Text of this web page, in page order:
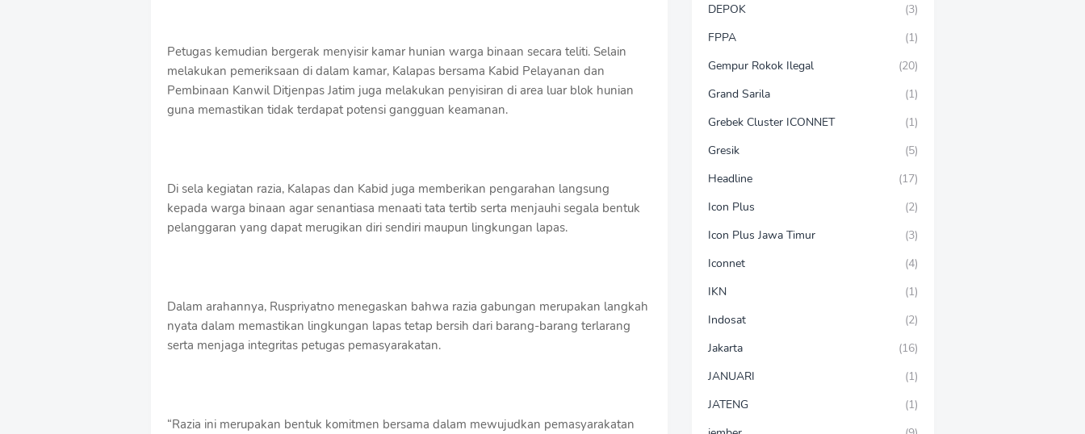
Petugas kemudian bergerak menyisir kamar hunian warga binaan secara teliti. Selain
melakukan pemeriksaan di dalam kamar, Kalapas bersama Kabid Pelayanan dan
Pembinaan Kanwil Ditjenpas Jatim juga melakukan penyisiran di area luar blok hunian
guna memastikan tidak terdapat potensi gangguan keamanan.
Di sela kegiatan razia, Kalapas dan Kabid juga memberikan pengarahan langsung
kepada warga binaan agar senantiasa menaati tata tertib serta menjauhi segala bentuk
pelanggaran yang dapat merugikan diri sendiri maupun lingkungan lapas.
Dalam arahannya, Ruspriyatno menegaskan bahwa razia gabungan merupakan langkah
nyata dalam memastikan lingkungan lapas tetap bersih dari barang-barang terlarang
serta menjaga integritas petugas pemasyarakatan.
“Razia ini merupakan bentuk komitmen bersama dalam mewujudkan pemasyarakatan
DEPOK
(3)
FPPA
(1)
Gempur Rokok Ilegal
(20)
Grand Sarila
(1)
Grebek Cluster ICONNET
(1)
Gresik
(5)
Headline
(17)
Icon Plus
(2)
Icon Plus Jawa Timur
(3)
Iconnet
(4)
IKN
(1)
Indosat
(2)
Jakarta
(16)
JANUARI
(1)
JATENG
(1)